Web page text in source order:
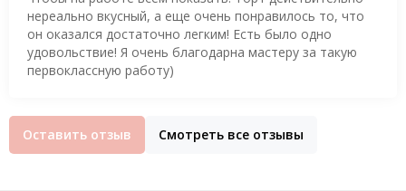
нереально вкусный, а еще очень понравилось то, что
он оказался достаточно легким! Есть было одно
удовольствие! Я очень благодарна мастеру за такую
первоклассную работу)
Оставить отзыв Смотреть все отзывы